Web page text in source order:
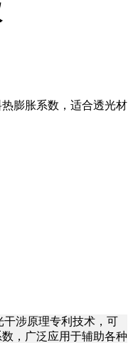
膨胀系数，适合透光材
干涉原理专利技术，可
，广泛应用于辅助各种